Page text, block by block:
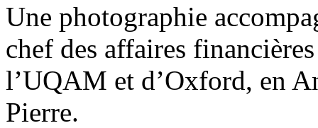
Une photographie
chef des affaires
l’UQAM et d’Oxford, en
Pierre.